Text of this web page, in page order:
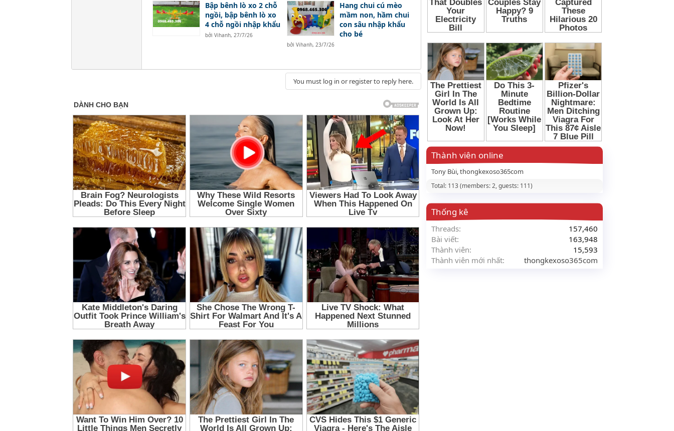
Bập bênh lò xo 2 chỗ
ngồi, bập bênh lò xo
4 chỗ ngồi nhập khẩu
bởi Vihanh, 27/7/26
Hang chui cú mèo
mầm non, hầm chui
con sâu nhập khẩu
cho bé
bởi Vihanh, 23/7/26
You must log in or register to reply here.
Thành viên online
Tony Bùi thongkexoso365com
Total: 113 (members: 2, guests: 111)
Thống kê
Threads
157,460
Bài viết
163,948
Thành viên
15,593
Thành viên mới nhất
thongkexoso365com